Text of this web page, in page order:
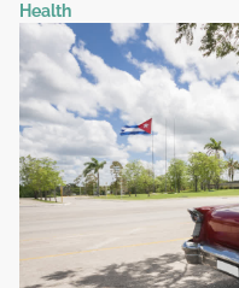
Health